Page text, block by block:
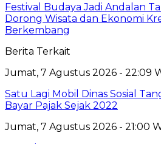
Festival Budaya Jadi Andalan
Dorong Wisata dan Ekonomi
Berkembang
Berita Terkait
Jumat, 7 Agustus 2026 - 22:09
Satu Lagi Mobil Dinas Sosial
Bayar Pajak Sejak 2022
Jumat, 7 Agustus 2026 - 21:00